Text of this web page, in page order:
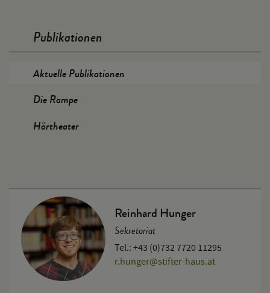
Publikationen
Aktuelle Publikationen
Die Rampe
Hörtheater
Reinhard Hunger
Sekretariat
Tel.: +43 (0)732 7720 11295
r.hunger@stifter-haus.at